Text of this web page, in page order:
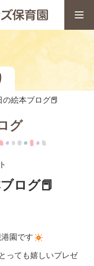
絵本ブログ📕
グ
ログ📕
園です
っても嬉しいプレゼ